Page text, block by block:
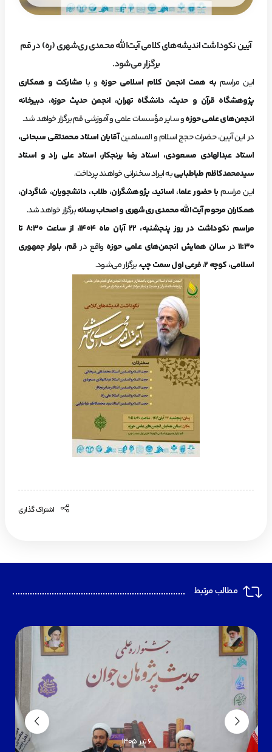
آیین نکوداشت اندیشه‌های کلامی آیت‌الله محمدی ری‌شهری (ره) در قم
برگزار می‌شود.
این مراسمبه همت انجمن کلام اسلامی حوزه و با مشارکت و همکاری
پژوهشگاه قرآن و حدیث، دانشگاه تهران، انجمن حدیث حوزه، دبیرخانه
انجمن‌های علمی حوزهو سایر مؤسسات علمی و آموزشی قم برگزار خواهد شد.
در این آیین، حضرات حجج اسلام و المسلمینآقایان استاد محمدتقی سبحانی،
استاد عبدالهادی مسعودی، استاد رضا برنجکار، استاد علی راد و استاد
سیدمحمدکاظم طباطباییبه ایراد سخنرانی خواهند پرداخت.
این مراسمبا حضور علما، اساتید، پژوهشگران، طلاب، دانشجویان، شاگردان،
همکاران مرحوم آیت‌الله محمدی ری‌شهری و اصحاب رسانهبرگزار خواهد شد.
مراسم نکوداشت در روز پنجشنبه، ۲۲ آبان ماه ۱۴۰۴، از ساعت ۸:۳۰ تا
۱۱:۳۰ درسالن همایش انجمن‌های علمی حوزه واقع در قم، بلوار جمهوری
اسلامی، کوچه ۲، فرعی اول سمت چپ
، برگزار می‌شود.
اشتراک گذاری
مطالب مرتبط
6 تیر 1405